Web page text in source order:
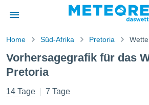
von
Home Süd-Afrika Pretoria
Vorhersagegrafik für das
Pretoria
14 Tage 7 Tage